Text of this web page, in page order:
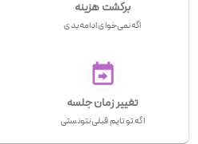
برگشت هزینه
اگه نمی‌خوای ادامه بدی
تغییر زمان جلسه
اگه تو تایم قبلی نتونستی